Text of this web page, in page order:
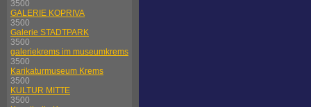
3500
GALERIE KOPRIVA
3500
Galerie STADTPARK
3500
galeriekrems im museumkrems
3500
Karikaturmuseum Krems
3500
KULTUR MITTE
3500